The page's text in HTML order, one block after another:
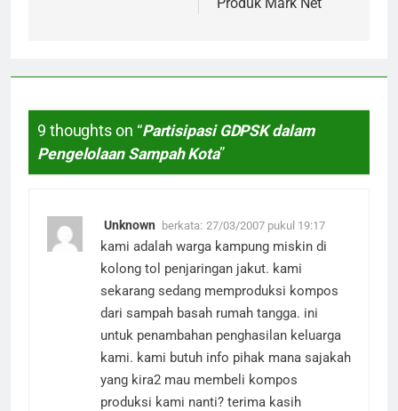
9 thoughts on “Partisipasi GDPSK dalam
Pengelolaan Sampah Kota”
Unknown berkata: 27/03/2007 pukul 19:17
kami adalah warga kampung miskin di
kolong tol penjaringan jakut. kami
sekarang sedang memproduksi kompos
dari sampah basah rumah tangga. ini
untuk penambahan penghasilan keluarga
kami. kami butuh info pihak mana sajakah
yang kira2 mau membeli kompos
produksi kami nanti? terima kasih